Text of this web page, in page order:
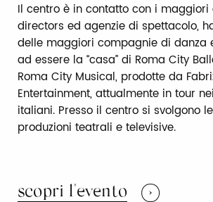
Il centro è in contatto con i maggiori
directors ed agenzie di spettacolo,
delle maggiori compagnie di danza
ad essere la “casa” di Roma City
Roma City Musical, prodotte da
Entertainment, attualmente in tour
italiani. Presso il centro si svolgono
produzioni teatrali e televisive.
scopri l'evento